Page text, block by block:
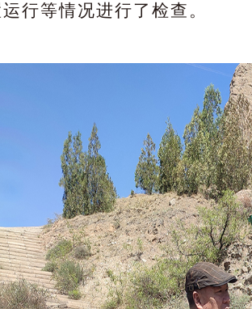
行等情况进行了检查。